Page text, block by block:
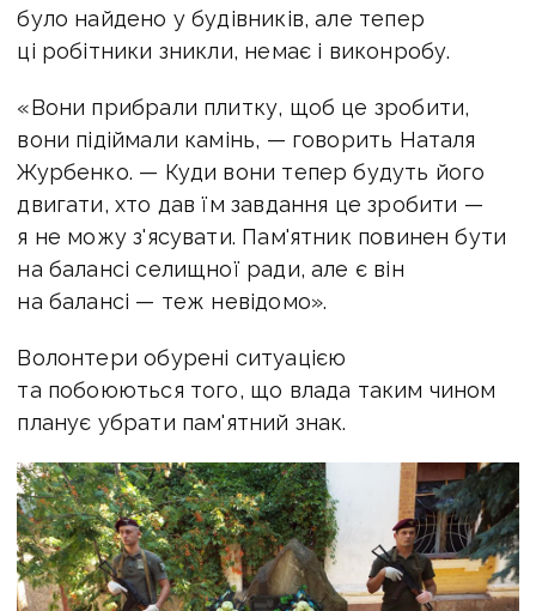
було найдено у будівників, але тепер
ці робітники зникли, немає і виконробу.
«Вони прибрали плитку, щоб це зробити,
вони підіймали камінь, — говорить Наталя
Журбенко. — Куди вони тепер будуть його
двигати, хто дав їм завдання це зробити —
я не можу з'ясувати. Пам'ятник повинен бути
на балансі селищної ради, але є він
на балансі — теж невідомо».
Волонтери обурені ситуацією
та побоюються того, що влада таким чином
планує убрати пам'ятний знак.